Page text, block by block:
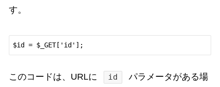
す。
このコードは、URLに id
パラメータがある場